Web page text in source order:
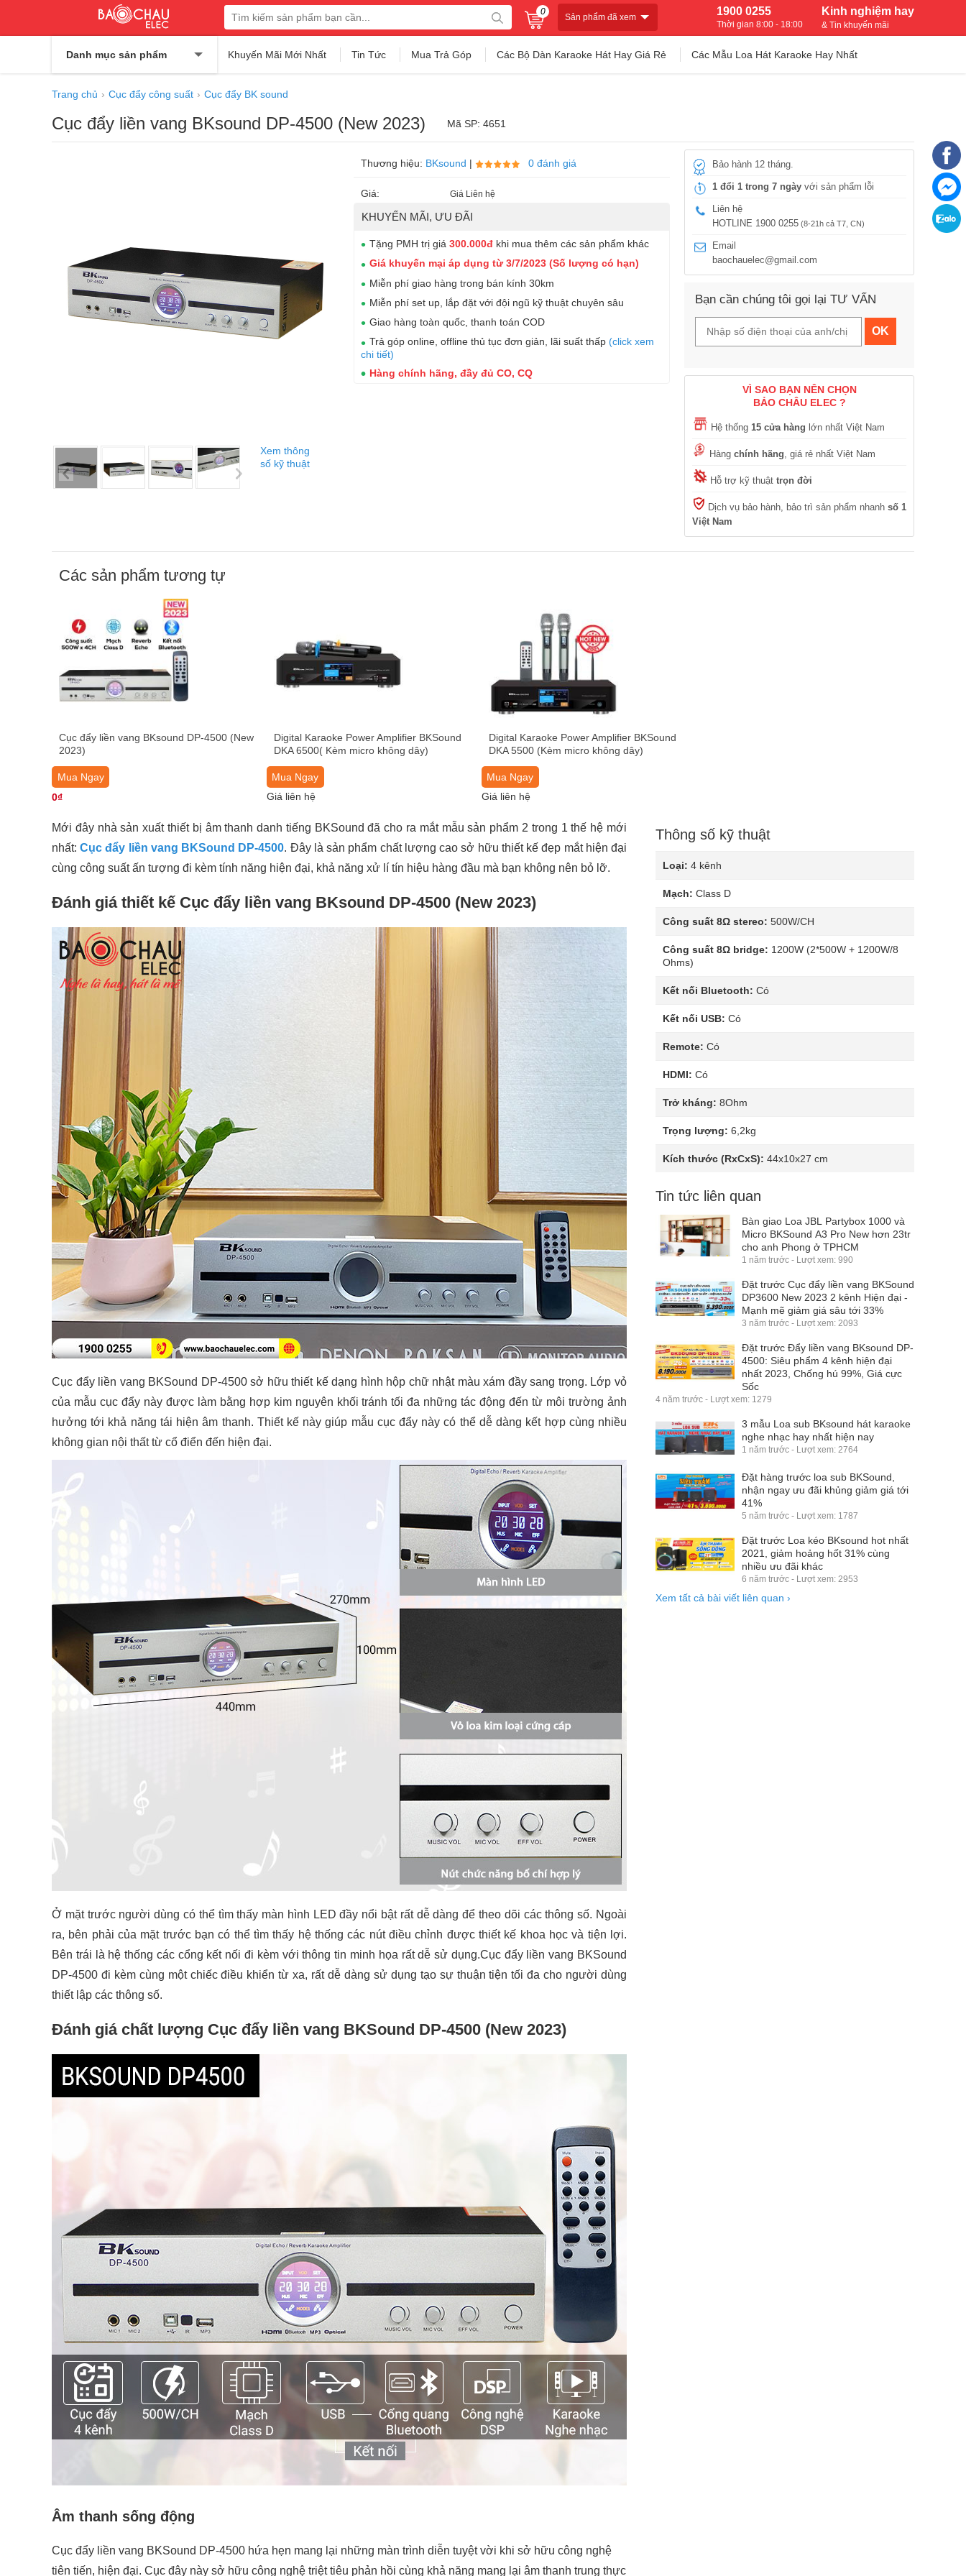
0
Sản phẩm đã xem Kinh nghiệm hay
& Tin khuyến mãi
1900 0255
Thời gian 8:00 - 18:00
Danh mục sản phẩm Khuyến Mãi Mới Nhất Tin Tức Mua Trả Góp Các Bộ Dàn Karaoke Hát Hay Giá Rẻ Các Mẫu Loa Hát Karaoke Hay Nhất
Trang chủ Cục đẩy công suất Cục đẩy BK sound
Cục đẩy liền vang BKsound DP-4500 (New 2023) Mã SP: 4651
Xem thông
số kỹ thuật
Thương hiệu: BKsound | 0 đánh giá
Giá: Giá Liên hệ
KHUYẾN MÃI, ƯU ĐÃI
Tặng PMH trị giá 300.000đ khi mua thêm các sản phẩm khác
Giá khuyến mại áp dụng từ 3/7/2023 (Số lượng có hạn)
Miễn phí giao hàng trong bán kính 30km
Miễn phí set up, lắp đặt với đội ngũ kỹ thuật chuyên sâu
Giao hàng toàn quốc, thanh toán COD
Trả góp online, offline thủ tục đơn giản, lãi suất thấp (click xem
chi tiết)
Hàng chính hãng, đầy đủ CO, CQ
Bảo hành 12 tháng.
1 đổi 1 trong 7 ngày với sản phẩm lỗi
Liên hệ
HOTLINE 1900 0255 (8-21h cả T7, CN)
Email
baochauelec@gmail.com
Bạn cần chúng tôi gọi lại TƯ VẤN
OK
VÌ SAO BẠN NÊN CHỌN
BẢO CHÂU ELEC ?
Hệ thống 15 cửa hàng lớn nhất Việt Nam
Hàng chính hãng, giá rẻ nhất Việt Nam
Hỗ trợ kỹ thuật trọn đời
Dịch vụ bảo hành, bảo trì sản phẩm nhanh số 1
Việt Nam
Các sản phẩm tương tự
Cục đẩy liền vang BKsound DP-4500 (New
2023)
Mua Ngay
0₫
Digital Karaoke Power Amplifier BKSound
DKA 6500( Kèm micro không dây)
Mua Ngay
Giá liên hệ
Digital Karaoke Power Amplifier BKSound
DKA 5500 (Kèm micro không dây)
Mua Ngay
Giá liên hệ
Mới đây nhà sản xuất thiết bị âm thanh danh tiếng BKSound đã cho ra mắt mẫu sản phẩm 2 trong 1 thế hệ mới
nhất:Cục đẩy liền vang BKSound DP-4500. Đây là sản phẩm chất lượng cao sở hữu thiết kế đẹp mắt hiện đại
cùng công suất ấn tượng đi kèm tính năng hiện đại, khả năng xử lí tín hiệu hàng đầu mà bạn không nên bỏ lỡ.
Đánh giá thiết kế Cục đẩy liền vang BKsound DP-4500 (New 2023)
Cục đẩy liền vang BKSound DP-4500 sở hữu thiết kế dạng hình hộp chữ nhật màu xám đầy sang trọng. Lớp vỏ
của mẫu cục đẩy này được làm bằng hợp kim nguyên khối tránh tối đa những tác động đến từ môi trường ảnh
hưởng tới khả năng tái hiện âm thanh. Thiết kế này giúp mẫu cục đẩy này có thể dễ dàng kết hợp cùng nhiều
không gian nội thất từ cổ điển đến hiện đại.
Ở mặt trước người dùng có thể tìm thấy màn hình LED đầy nổi bật rất dễ dàng để theo dõi các thông số. Ngoài
ra, bên phải của mặt trước bạn có thể tìm thấy hệ thống các nút điều chỉnh được thiết kế khoa học và tiện lợi.
Bên trái là hệ thống các cổng kết nối đi kèm với thông tin minh họa rất dễ sử dụng.Cục đẩy liền vang BKSound
DP-4500 đi kèm cùng một chiếc điều khiển từ xa, rất dễ dàng sử dụng tạo sự thuận tiện tối đa cho người dùng
thiết lập các thông số.
Đánh giá chất lượng Cục đẩy liền vang BKSound DP-4500 (New 2023)
Âm thanh sống động
Cục đẩy liền vang BKSound DP-4500 hứa hẹn mang lại những màn trình diễn tuyệt vời khi sở hữu công nghệ
tiên tiến, hiện đại. Cục đây này sở hữu công nghệ triệt tiêu phản hồi cùng khả năng mang lại âm thanh trung thực
Thông số kỹ thuật
Loại: 4 kênh
Mạch: Class D
Công suất 8Ω stereo: 500W/CH
Công suất 8Ω bridge: 1200W (2*500W + 1200W/8
Ohms)
Kết nối Bluetooth: Có
Kết nối USB: Có
Remote: Có
HDMI: Có
Trở kháng: 8Ohm
Trọng lượng: 6,2kg
Kích thước (RxCxS): 44x10x27 cm
Tin tức liên quan
Bàn giao Loa JBL Partybox 1000 và
Micro BKSound A3 Pro New hơn 23tr
cho anh Phong ở TPHCM
1 năm trước - Lượt xem: 990
Đặt trước Cục đẩy liền vang BKSound
DP3600 New 2023 2 kênh Hiện đại -
Mạnh mẽ giảm giá sâu tới 33%
3 năm trước - Lượt xem: 2093
Đặt trước Đẩy liền vang BKsound DP-
4500: Siêu phẩm 4 kênh hiện đại
nhất 2023, Chống hú 99%, Giá cực
Sốc
4 năm trước - Lượt xem: 1279
3 mẫu Loa sub BKsound hát karaoke
nghe nhạc hay nhất hiện nay
1 năm trước - Lượt xem: 2764
Đặt hàng trước loa sub BKSound,
nhận ngay ưu đãi khủng giảm giá tới
41%
5 năm trước - Lượt xem: 1787
Đặt trước Loa kéo BKsound hot nhất
2021, giảm hoảng hốt 31% cùng
nhiều ưu đãi khác
6 năm trước - Lượt xem: 2953
Xem tất cả bài viết liên quan ›